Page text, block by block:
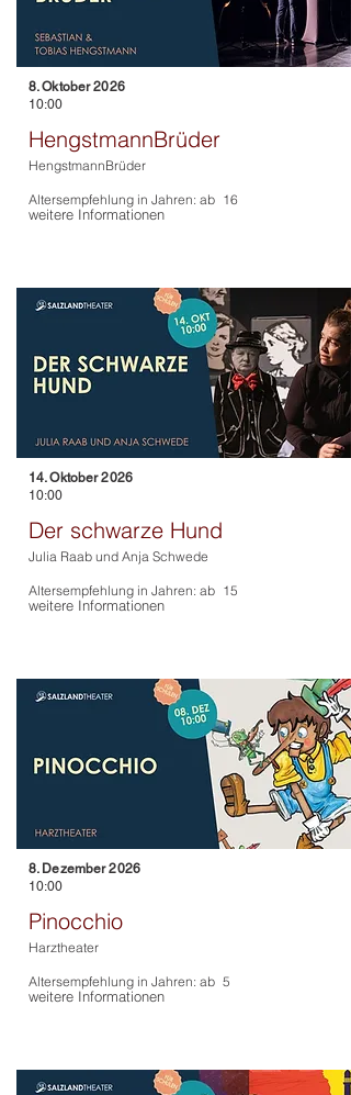
8. Oktober 2026
10:00
HengstmannBrüder
HengstmannBrüder
Altersempfehlung in Jahren: ab 16
weitere Informationen
14. Oktober 2026
10:00
Der schwarze Hund
Julia Raab und Anja Schwede
Altersempfehlung in Jahren: ab 15
weitere Informationen
8. Dezember 2026
10:00
Pinocchio
Harztheater
Altersempfehlung in Jahren: ab 5
weitere Informationen